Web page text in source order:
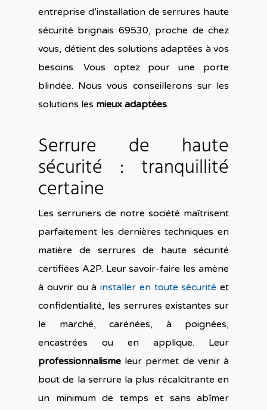
entreprise d’installation de serrures haute
sécurité brignais 69530, proche de chez
vous, détient des solutions adaptées à vos
besoins. Vous optez pour une porte
blindée. Nous vous conseillerons sur les
solutions les mieux adaptées.
Serrure de haute
sécurité : tranquillité
certaine
Les serruriers de notre société maîtrisent
parfaitement les dernières techniques en
matière de serrures de haute sécurité
certifiées A2P. Leur savoir-faire les amène
à ouvrir ou à installer en toute sécurité et
confidentialité, les serrures existantes sur
le marché, carénées, à poignées,
encastrées ou en applique. Leur
professionnalisme leur permet de venir à
bout de la serrure la plus récalcitrante en
un minimum de temps et sans abîmer